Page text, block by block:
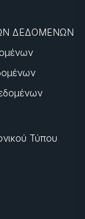
ΔΕΔΟΜΕΝΩΝ
Τύπου